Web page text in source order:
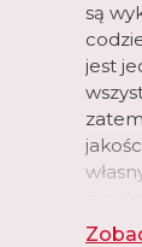
są
jest